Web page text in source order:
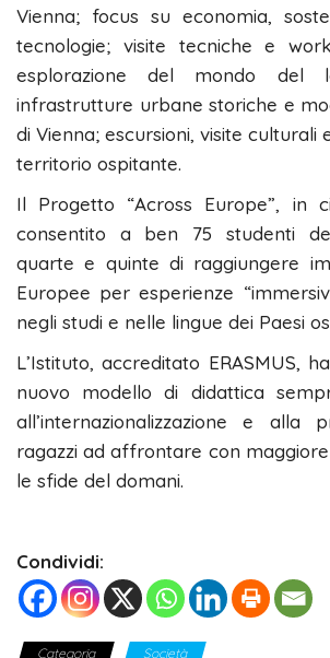
Vienna; focus su economia,
tecnologie; visite tecniche e
esplorazione del mondo del
infrastrutture urbane storiche e
di Vienna; escursioni, visite culturali
territorio ospitante.
Il Progetto “Across Europe”, in
consentito a ben 75 studenti
quarte e quinte di raggiungere
Europee per esperienze
negli studi e nelle lingue dei Paesi
L’Istituto, accreditato ERASMUS,
nuovo modello di didattica
all’internazionalizzazione e alla
ragazzi ad affrontare con
le sfide del domani.
Condividi:
Categoria Società